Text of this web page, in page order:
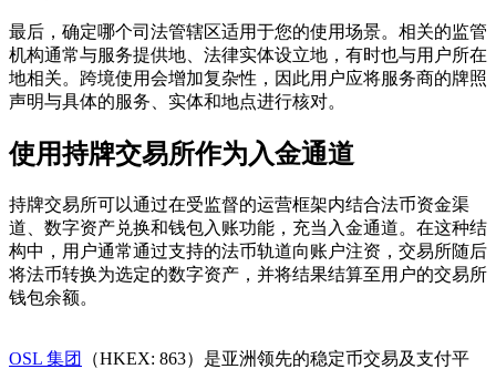
最后，确定哪个司法管辖区适用于您的使用场景。相关的监管
机构通常与服务提供地、法律实体设立地，有时也与用户所在
地相关。跨境使用会增加复杂性，因此用户应将服务商的牌照
声明与具体的服务、实体和地点进行核对。
使用持牌交易所作为入金通道
持牌交易所可以通过在受监督的运营框架内结合法币资金渠
道、数字资产兑换和钱包入账功能，充当入金通道。在这种结
构中，用户通常通过支持的法币轨道向账户注资，交易所随后
将法币转换为选定的数字资产，并将结果结算至用户的交易所
钱包余额。
OSL 集团
（HKEX: 863）是亚洲领先的稳定币交易及支付平